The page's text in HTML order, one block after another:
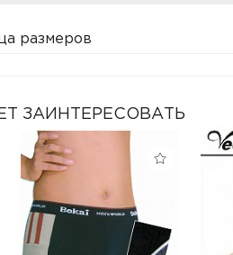
размеров
ЗАИНТЕРЕСОВАТЬ